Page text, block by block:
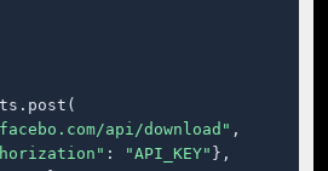
api/download" ,
: "API_KEY" },